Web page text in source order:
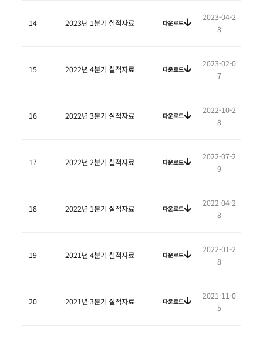
14 2023년 1분기 실적자료 다운로드
2023-04-2
8
15 2022년 4분기 실적자료 다운로드
2023-02-0
7
16 2022년 3분기 실적자료 다운로드
2022-10-2
8
17 2022년 2분기 실적자료 다운로드
2022-07-2
9
18 2022년 1분기 실적자료 다운로드
2022-04-2
8
19 2021년 4분기 실적자료 다운로드
2022-01-2
8
20 2021년 3분기 실적자료 다운로드
2021-11-0
5